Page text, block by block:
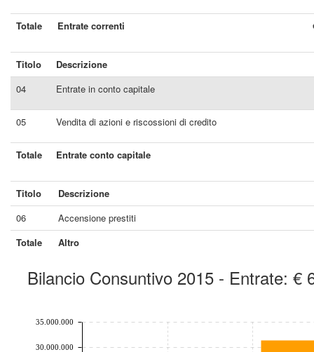
Totale Entrate correnti
Titolo
Descrizione
04
Entrate in conto capitale
05 Vendita di azioni e riscossioni di credito
Totale Entrate conto capitale
Titolo
Descrizione
06
Accensione prestiti
Totale
Altro
Bilancio Consuntivo 2015 - Entrate: €
30.000.000
35.000.000